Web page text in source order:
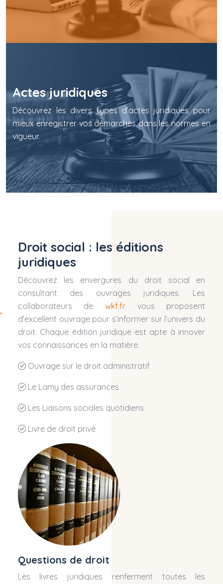
Actes juridiques
Découvrez les divers types d’actes juridiques pour
mieux enregistrer vos démarches dans les normes en
vigueur.
Droit social : les éditions
juridiques
Découvrez les envergures du droit social en
consultant des ouvrages juridiques. Les
collaborateurs de wkf.fr vous proposent
d’excellent ouvrage pour s’informer sur l’univers du
droit. Chaque édition juridique est apte à innover
vos connaissances en la matière.
Ouvrage sur le droit administratif
Le Lamy des assurances
Les Liaisons sociales quotidiens
Livre de droit privé
Questions de droit
Les livres juridiques renferment toutes les